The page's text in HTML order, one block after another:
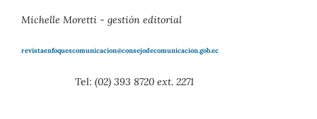
Michelle Moretti - gestión editorial
revistaenfoquescomunicacion@consejodecomunicacion.gob.ec
Tel: (02) 393 8720 ext. 2271